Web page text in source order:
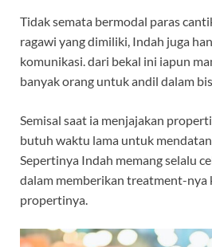
Tidak semata bermodal paras
ragawi yang dimiliki, Indah juga
komunikasi. dari bekal ini iapun
banyak orang untuk andil dalam
Semisal saat ia menjajakan
butuh waktu lama untuk
Sepertinya Indah memang selalu
dalam memberikan treatment-nya
propertinya.